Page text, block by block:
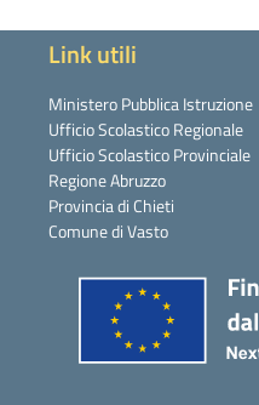
Link utili
Ministero Pubblica Istruzione
Ufficio Scolastico Regionale
Ufficio Scolastico Provinciale
Regione Abruzzo
Provincia di Chieti
Comune di Vasto